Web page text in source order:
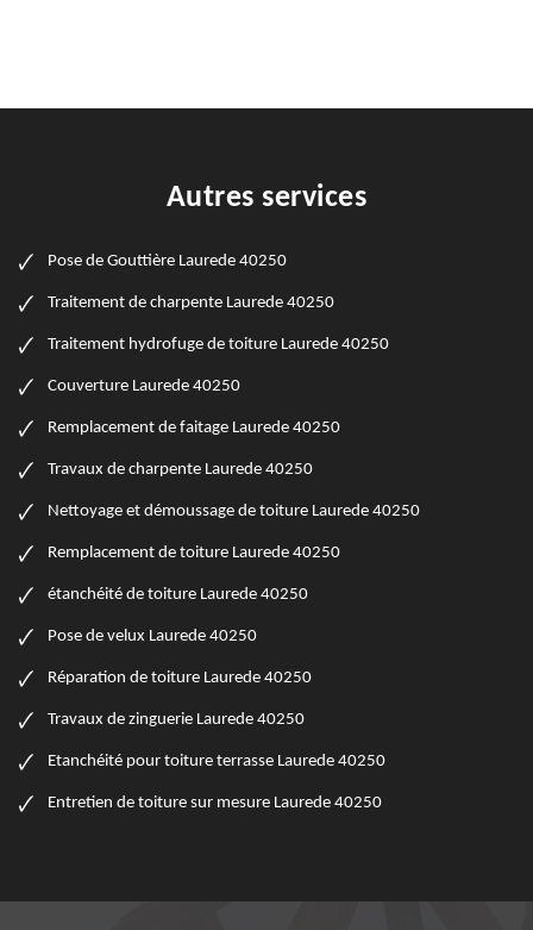
Autres services
Pose de Gouttière Laurede 40250
Traitement de charpente Laurede 40250
Traitement hydrofuge de toiture Laurede 40250
Couverture Laurede 40250
Remplacement de faitage Laurede 40250
Travaux de charpente Laurede 40250
Nettoyage et démoussage de toiture Laurede 40250
Remplacement de toiture Laurede 40250
étanchéité de toiture Laurede 40250
Pose de velux Laurede 40250
Réparation de toiture Laurede 40250
Travaux de zinguerie Laurede 40250
Etanchéité pour toiture terrasse Laurede 40250
Entretien de toiture sur mesure Laurede 40250